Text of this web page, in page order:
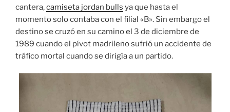
cantera,camiseta jordan bulls ya que hasta el
momento solo contaba con el filial «B». Sin embargo el
destino se cruzó en su camino el 3 de diciembre de
1989 cuando el pívot madrileño sufrió un accidente de
tráfico mortal cuando se dirigía a un partido.